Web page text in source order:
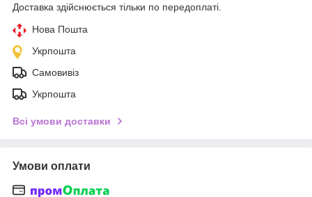
Доставка здійснюється тільки по передоплаті.
Нова Пошта
Укрпошта
Самовивіз
Укрпошта
Всі умови доставки
Умови оплати